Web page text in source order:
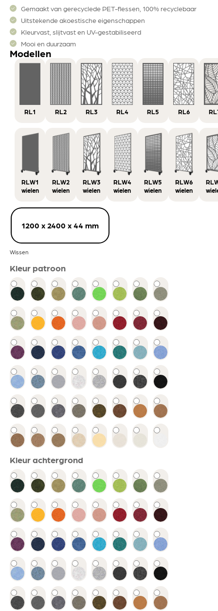
Gemaakt van gerecyclede PET-flessen, 100% recyclebaar
Uitstekende akoestische eigenschappen
Kleurvast, slijtvast en UV-gestabiliseerd
Mooi en duurzaam
Modellen
RL1 RL2 RL3 RL4 RL5 RL6
RLW1
wielen
RLW2
wielen
RLW3
wielen
RLW4
wielen
RLW5
wielen
RLW6
wielen
1200 x 2400 x 44 mm
Wissen
Kleur patroon
Kleur achtergrond